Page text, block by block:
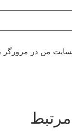
من در مرورگر